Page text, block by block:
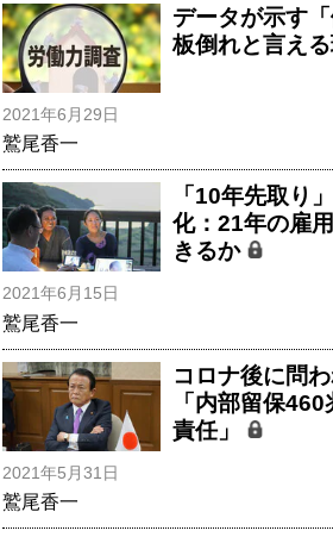
データが示す
板倒れと言え
2021年6月29日
鷲尾香一
「10年先取り
化：21年の雇
きるか
2021年6月15日
鷲尾香一
コロナ後に問
「内部留保
責任」
2021年5月31日
鷲尾香一